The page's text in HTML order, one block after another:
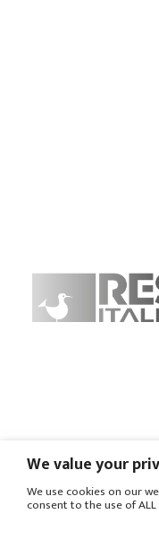
© COPYRIGHT-
We value your
We use cookies on our
consent to the use of